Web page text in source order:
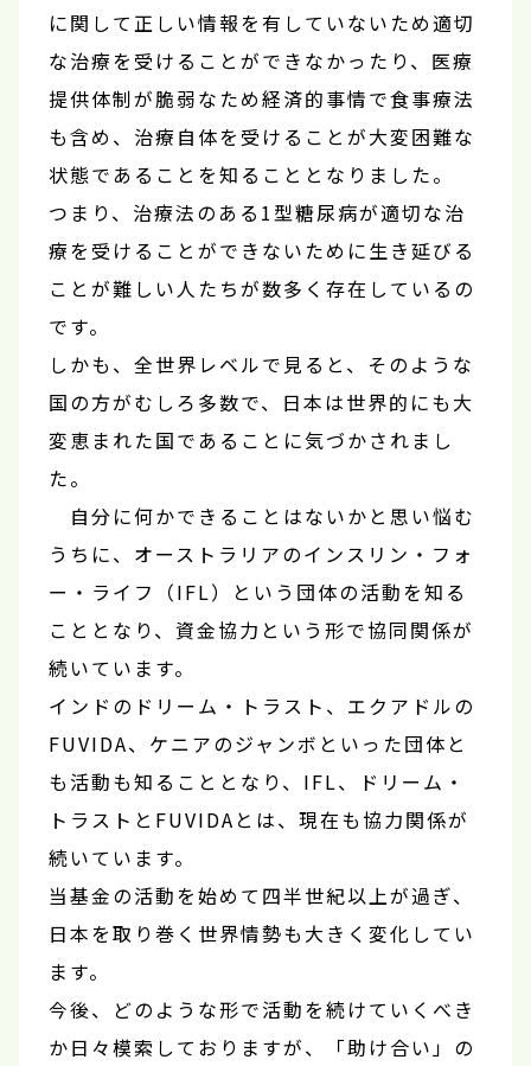
に関して正しい情報を有していないため適切
な治療を受けることができなかったり、医療
提供体制が脆弱なため経済的事情で食事療法
も含め、治療自体を受けることが大変困難な
状態であることを知ることとなりました。
つまり、治療法のある1型糖尿病が適切な治
療を受けることができないために生き延びる
ことが難しい人たちが数多く存在しているの
です。
しかも、全世界レベルで見ると、そのような
国の方がむしろ多数で、日本は世界的にも大
変恵まれた国であることに気づかされまし
た。
自分に何かできることはないかと思い悩む
うちに、オーストラリアのインスリン・フォ
ー・ライフ（IFL）という団体の活動を知る
こととなり、資金協力という形で協同関係が
続いています。
インドのドリーム・トラスト、エクアドルの
FUVIDA、ケニアのジャンボといった団体と
も活動も知ることとなり、IFL、ドリーム・
トラストとFUVIDAとは、現在も協力関係が
続いています。
当基金の活動を始めて四半世紀以上が過ぎ、
日本を取り巻く世界情勢も大きく変化してい
ます。
今後、どのような形で活動を続けていくべき
か日々模索しておりますが、「助け合い」の